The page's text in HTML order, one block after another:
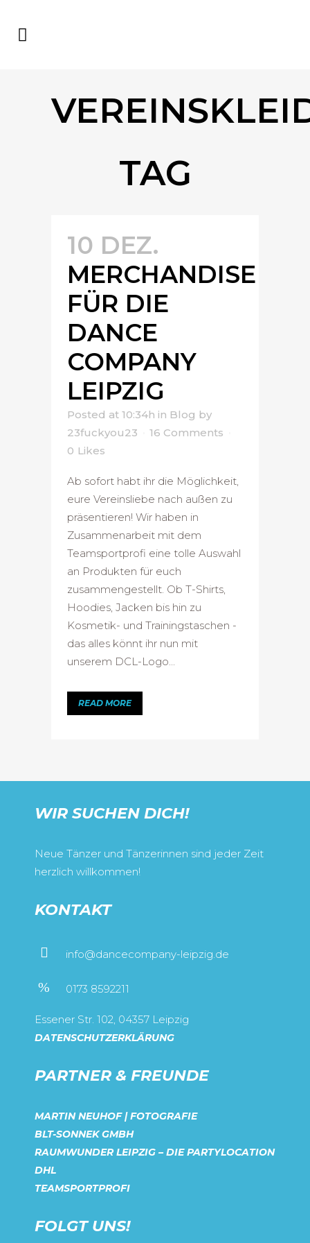
TAG
10 DEZ.
MERCHANDISE
FÜR DIE
DANCE
COMPANY
LEIPZIG
Posted at 10:34h in Blog by
23fuckyou23
16 Comments
0 Likes
Ab sofort habt ihr die Möglichkeit,
eure Vereinsliebe nach außen zu
präsentieren! Wir haben in
Zusammenarbeit mit dem
Teamsportprofi eine tolle Auswahl
an Produkten für euch
zusammengestellt. Ob T-Shirts,
Hoodies, Jacken bis hin zu
Kosmetik- und Trainingstaschen -
das alles könnt ihr nun mit
unserem DCL-Logo...
READ MORE
WIR SUCHEN DICH!
Neue Tänzer und Tänzerinnen sind jeder Zeit
herzlich willkommen!
KONTAKT
info@dancecompany-leipzig.de
0173 8592211
Essener Str. 102, 04357 Leipzig
DATENSCHUTZERKLÄRUNG
PARTNER & FREUNDE
MARTIN NEUHOF | FOTOGRAFIE
BLT-SONNEK GMBH
RAUMWUNDER LEIPZIG – DIE PARTYLOCATION
DHL
TEAMSPORTPROFI
FOLGT UNS!